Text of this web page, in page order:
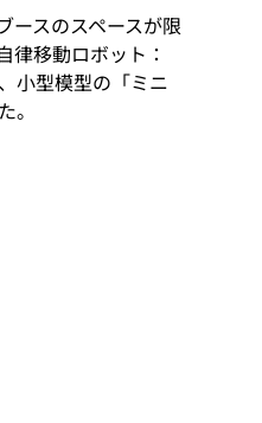
ースのスペースが限
律移動ロボット：
小型模型の「ミニ
。